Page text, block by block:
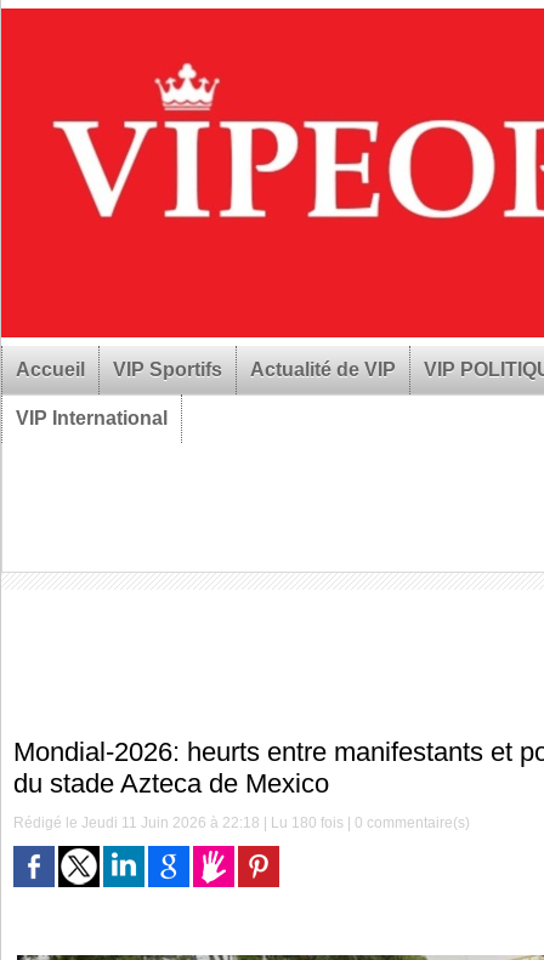
Accueil VIP Sportifs Actualité de VIP VIP
VIP International
Mondial-2026: heurts entre manifestants et
du stade Azteca de Mexico
Rédigé le Jeudi 11 Juin 2026 à 22:18 | Lu 180 fois |0 commentaire(s)